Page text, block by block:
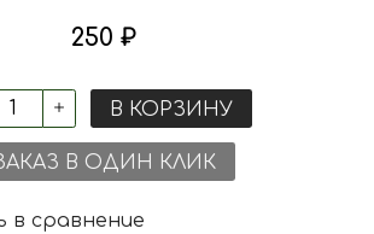
250 ₽
В КОРЗИНУ
В ОДИН КЛИК
в сравнение